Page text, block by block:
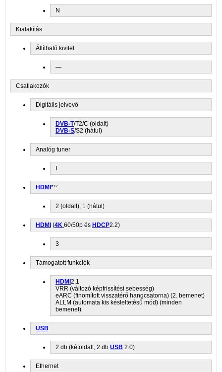
N
Kialakítás
Állítható kivitel
—
Csatlakozók
Digitális jelvevő
DVB-T/T2/C (oldalt)
DVB-S/S2 (hátul)
Analóg tuner
I
HDMI*¹²
2 (oldalt), 1 (hátul)
HDMI (4K 60/50p és HDCP2.2)
3
Támogatott funkciók
HDMI2.1
VRR (változó képfrissítési sebesség)
eARC (finomított visszatérő hangcsatorna) (2. bemenet)
ALLM (automata kis késleltetésű mód) (minden
bemenet)
USB
2 db (kétoldalt, 2 db USB 2.0)
Ethernet